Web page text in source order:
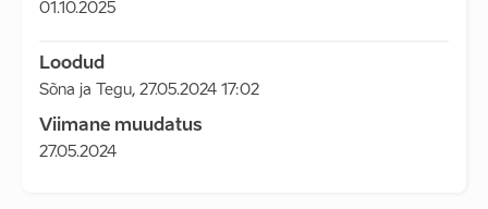
01.10.2025
Loodud
Sõna ja Tegu, 27.05.2024 17:02
Viimane muudatus
27.05.2024